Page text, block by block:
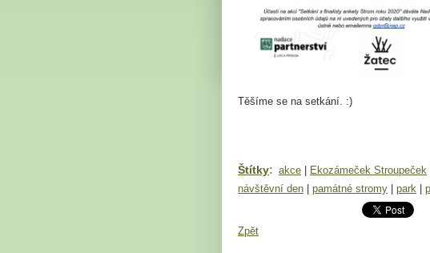
Těšíme se na setkání. :)
Štítky: akce Ekozámeček Stroupeček
návštěvní den
památné stromy park
Zpět